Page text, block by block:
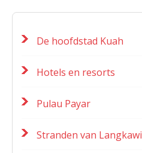
De hoofdstad Kuah
Hotels en resorts
Pulau Payar
Stranden van Langkawi